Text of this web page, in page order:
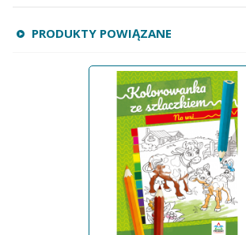
PRODUKTY POWIĄZANE